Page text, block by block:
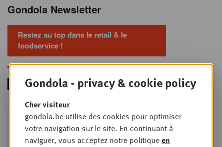
Gondola Newsletter
Restez au top dans le retail & le
foodservice !
MER
9
SEPT
Foodservice - Joint
business planning
Intro to Negotiation: Succes aan de
Gondola - privacy & cookie policy
Cher visiteur
gondola.be utilise des cookies pour optimiser
votre navigation sur le site. En continuant à
naviguer, vous acceptez notre politiqueen